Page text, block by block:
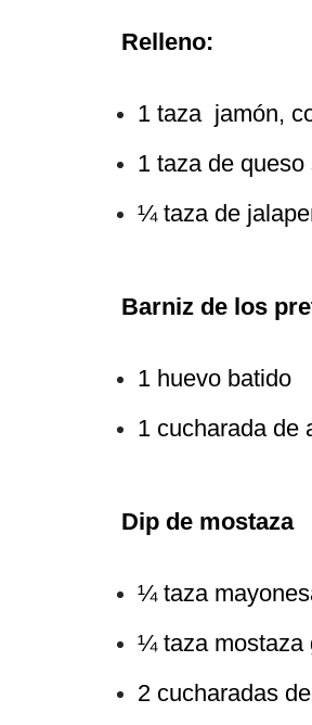
Relleno:
1 taza jamón,
1 taza de
¼ taza de
Barniz de los
1 huevo batido
1 cucharada de
Dip de mostaza
¼ taza
¼ taza mostaza
2 cucharadas